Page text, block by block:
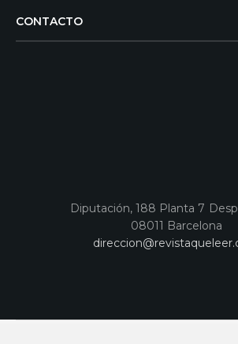
CONTACTO
Diputación, 188 Planta 7
08011 Barcelona